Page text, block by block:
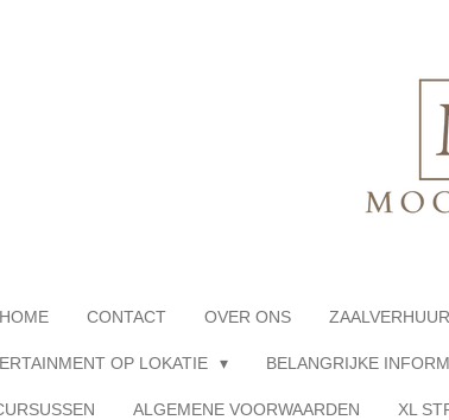
HOME CONTACT OVER ONS
OP LOKATIE BELANGRIJKE
ALGEMENE VOORWAARDEN XL